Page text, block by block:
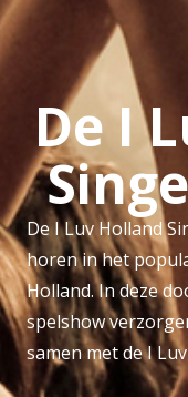
De I
De I Luv Holland
horen in het
Holland. In deze
spelshow
samen met de I